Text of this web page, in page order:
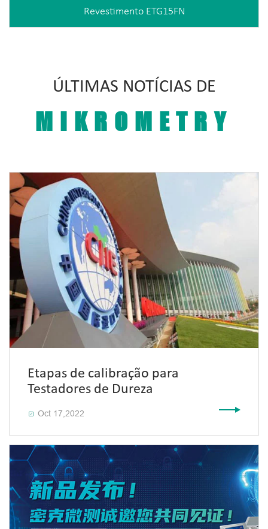
Revestimento ETG15FN
ÚLTIMAS NOTÍCIAS DE
MIKROMETRY
Etapas de calibração para
Testadores de Dureza
 Oct 17,2022